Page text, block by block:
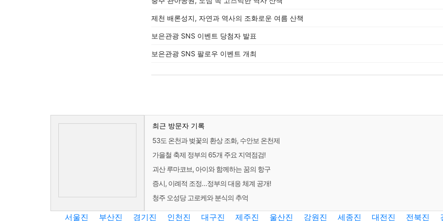
제천 배론성지, 자연과 역사의 조화로운 여름 산책
보은관광 SNS 이벤트 당첨자 발표
보은관광 SNS 팔로우 이벤트 개최
최근 방문자 기록
53도 온천과 벚꽃의 환상 조화, 수안보 온천제
가을철 축제 정부의 65개 주요 지역점검!
괴산 루마코브, 아이와 함께하는 꿈의 항구
증시, 이례적 조정…정부의 대응 체계 공개!
청주 오성당 고로케와 분식의 추억
서울진 부산진 경기진 인천진 대구진 제주진 울산진 강원진 세종진 대전진 전북진